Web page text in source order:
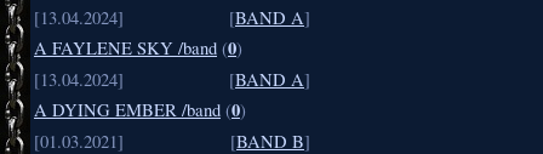
[13.04.2024]
[BAND A]
A FAYLENE SKY /band (0)
[13.04.2024]
[BAND A]
A DYING EMBER /band (0)
[01.03.2021]
[BAND B]